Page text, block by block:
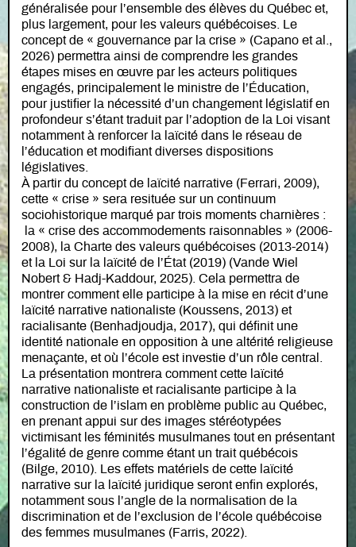
généralisée pour l’ensemble des élèves du Québec et,
plus largement, pour les valeurs québécoises. Le
concept de « gouvernance par la crise » (Capano et al.,
2026) permettra ainsi de comprendre les grandes
étapes mises en œuvre par les acteurs politiques
engagés, principalement le ministre de l’Éducation,
pour justifier la nécessité d’un changement législatif en
profondeur s’étant traduit par l’adoption de la Loi visant
notamment à renforcer la laïcité dans le réseau de
l’éducation et modifiant diverses dispositions
législatives.
À partir du concept de laïcité narrative (Ferrari, 2009),
cette « crise » sera resituée sur un continuum
sociohistorique marqué par trois moments charnières :
la « crise des accommodements raisonnables » (2006-
2008), la Charte des valeurs québécoises (2013-2014)
et la Loi sur la laïcité de l’État (2019) (Vande Wiel
Nobert & Hadj-Kaddour, 2025). Cela permettra de
montrer comment elle participe à la mise en récit d’une
laïcité narrative nationaliste (Koussens, 2013) et
racialisante (Benhadjoudja, 2017), qui définit une
identité nationale en opposition à une altérité religieuse
menaçante, et où l’école est investie d’un rôle central.
La présentation montrera comment cette laïcité
narrative nationaliste et racialisante participe à la
construction de l’islam en problème public au Québec,
en prenant appui sur des images stéréotypées
victimisant les féminités musulmanes tout en présentant
l’égalité de genre comme étant un trait québécois
(Bilge, 2010). Les effets matériels de cette laïcité
narrative sur la laïcité juridique seront enfin explorés,
notamment sous l’angle de la normalisation de la
discrimination et de l’exclusion de l’école québécoise
des femmes musulmanes (Farris, 2022).